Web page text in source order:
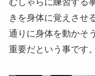
むしゃらに練習する
きを身体に覚えさせ
通りに身体を動かそ
重要だという事です。